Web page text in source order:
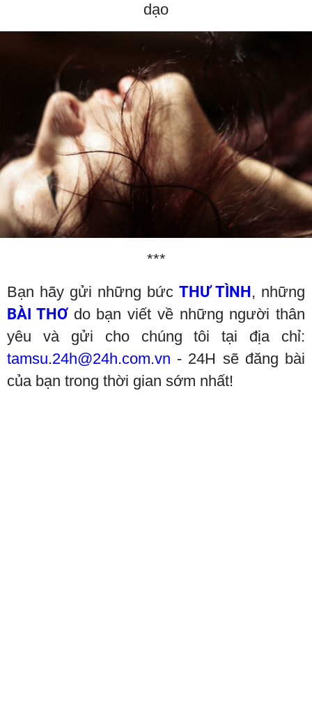
dạo
***
Bạn hãy gửi những bức THƯ TÌ NH , những
BÀI THƠdo bạn viết về những người thân
yêu và gửi cho chúng tôi tại địa chỉ:
tamsu.24h@24h.com.vn - 24H sẽ đăng bài
của bạn trong thời gian sớm nhất!